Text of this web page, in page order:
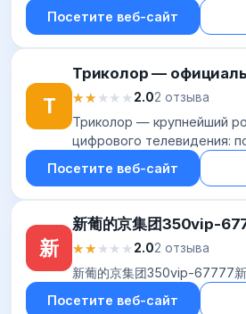
Посетите веб-сайт
Т
Триколор —
★★★★★
★★★★★2.02 отзыва
Триколор — крупнейший
цифрового телевидения:
домашнее телевидение
спутниковый Интернет,
Посетите веб-сайт
新
新葡的京集团350vip-
★★★★★
★★★★★2.02 отзыва
新葡的京集团350vip-67777
Посетите веб-сайт